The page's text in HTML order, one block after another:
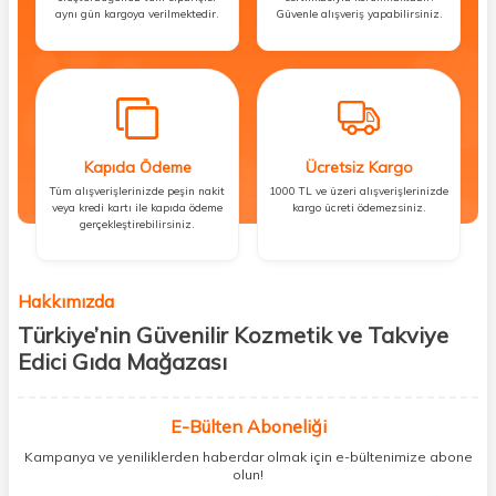
aynı gün kargoya verilmektedir.
Güvenle alışveriş yapabilirsiniz.
Kapıda Ödeme
Tüm alışverişlerinizde peşin nakit
veya kredi kartı ile kapıda ödeme
gerçekleştirebilirsiniz.
Ücretsiz Kargo
1000 TL ve üzeri alışverişlerinizde
kargo ücreti ödemezsiniz.
Hakkımızda
Türkiye’nin Güvenilir Kozmetik ve Takviye
Edici Gıda Mağazası
kişisel bakım hem de takviye edici gıda ürünlerini sizlerle
buluşturuyoruz. Artık mağaza mağaza dolaşmanıza gerek yok;
ihtiyacınız olan her şeyi tek bir çatı altında topluyor ve kapınıza kadar
E-Bülten Aboneliği
Kampanya ve yeniliklerden haberdar olmak için e-bültenimize abone
olun!